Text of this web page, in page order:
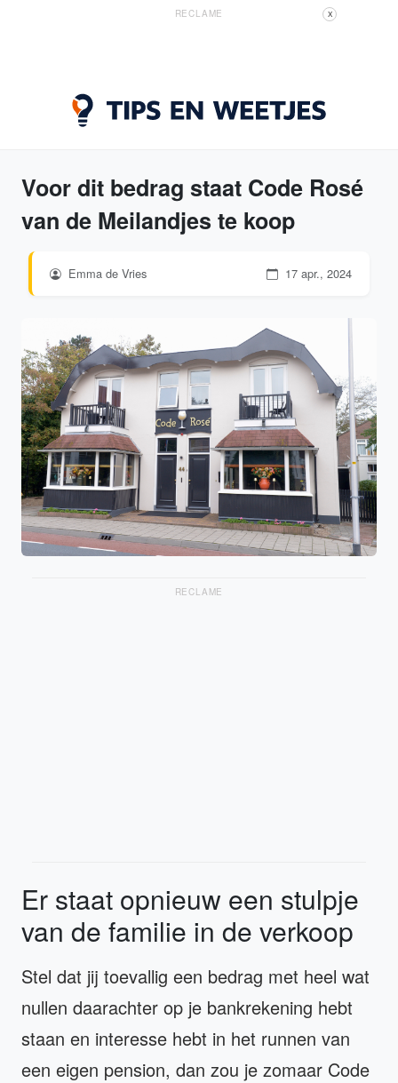
RECLAME X
Voor dit bedrag staat Code Rosé
van de Meilandjes te koop
Emma de Vries 17 apr., 2024
RECLAME
Er staat opnieuw een stulpje
van de familie in de verkoop
Stel dat jij toevallig een bedrag met heel wat
nullen daarachter op je bankrekening hebt
staan en interesse hebt in het runnen van
een eigen pension, dan zou je zomaar Code